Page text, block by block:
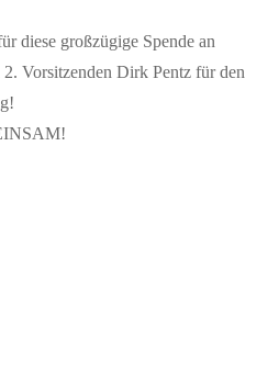
diese großzügige Spende an
Vorsitzenden Dirk Pentz für den